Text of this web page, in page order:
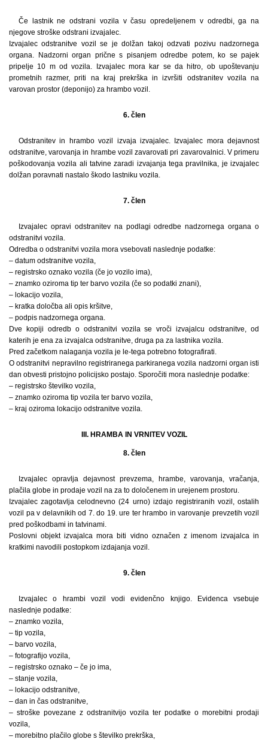
Če lastnik ne odstrani vozila v času opredeljenem v odredbi, ga na
njegove stroške odstrani izvajalec.
Izvajalec odstranitve vozil se je dolžan takoj odzvati pozivu nadzornega
organa. Nadzorni organ prične s pisanjem odredbe potem, ko se pajek
pripelje 10 m od vozila. Izvajalec mora kar se da hitro, ob upoštevanju
prometnih razmer, priti na kraj prekrška in izvršiti odstranitev vozila na
varovan prostor (deponijo) za hrambo vozil.
6. člen
Odstranitev in hrambo vozil izvaja izvajalec. Izvajalec mora dejavnost
odstranitve, varovanja in hrambe vozil zavarovati pri zavarovalnici. V primeru
poškodovanja vozila ali tatvine zaradi izvajanja tega pravilnika, je izvajalec
dolžan poravnati nastalo škodo lastniku vozila.
7. člen
Izvajalec opravi odstranitev na podlagi odredbe nadzornega organa o
odstranitvi vozila.
Odredba o odstranitvi vozila mora vsebovati naslednje podatke:
– datum odstranitve vozila,
– registrsko oznako vozila (če jo vozilo ima),
– znamko oziroma tip ter barvo vozila (če so podatki znani),
– lokacijo vozila,
– kratka določba ali opis kršitve,
– podpis nadzornega organa.
Dve kopiji odredb o odstranitvi vozila se vroči izvajalcu odstranitve, od
katerih je ena za izvajalca odstranitve, druga pa za lastnika vozila.
Pred začetkom nalaganja vozila je le-tega potrebno fotografirati.
O odstranitvi nepravilno registriranega parkiranega vozila nadzorni organ isti
dan obvesti pristojno policijsko postajo. Sporočiti mora naslednje podatke:
– registrsko številko vozila,
– znamko oziroma tip vozila ter barvo vozila,
– kraj oziroma lokacijo odstranitve vozila.
III. HRAMBA IN VRNITEV VOZIL
8. člen
Izvajalec opravlja dejavnost prevzema, hrambe, varovanja, vračanja,
plačila globe in prodaje vozil na za to določenem in urejenem prostoru.
Izvajalec zagotavlja celodnevno (24 urno) izdajo registriranih vozil, ostalih
vozil pa v delavnikih od 7. do 19. ure ter hrambo in varovanje prevzetih vozil
pred poškodbami in tatvinami.
Poslovni objekt izvajalca mora biti vidno označen z imenom izvajalca in
kratkimi navodili postopkom izdajanja vozil.
9. člen
Izvajalec o hrambi vozil vodi evidenčno knjigo. Evidenca vsebuje
naslednje podatke:
– znamko vozila,
– tip vozila,
– barvo vozila,
– fotografijo vozila,
– registrsko oznako – če jo ima,
– stanje vozila,
– lokacijo odstranitve,
– dan in čas odstranitve,
– stroške povezane z odstranitvijo vozila ter podatke o morebitni prodaji
vozila,
– morebitno plačilo globe s številko prekrška,